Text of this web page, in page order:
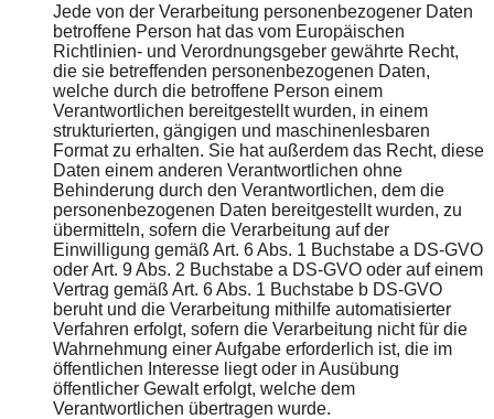
Jede von der Verarbeitung personenbezogener Daten
betroffene Person hat das vom Europäischen
Richtlinien- und Verordnungsgeber gewährte Recht,
die sie betreffenden personenbezogenen Daten,
welche durch die betroffene Person einem
Verantwortlichen bereitgestellt wurden, in einem
strukturierten, gängigen und maschinenlesbaren
Format zu erhalten. Sie hat außerdem das Recht, diese
Daten einem anderen Verantwortlichen ohne
Behinderung durch den Verantwortlichen, dem die
personenbezogenen Daten bereitgestellt wurden, zu
übermitteln, sofern die Verarbeitung auf der
Einwilligung gemäß Art. 6 Abs. 1 Buchstabe a DS-GVO
oder Art. 9 Abs. 2 Buchstabe a DS-GVO oder auf einem
Vertrag gemäß Art. 6 Abs. 1 Buchstabe b DS-GVO
beruht und die Verarbeitung mithilfe automatisierter
Verfahren erfolgt, sofern die Verarbeitung nicht für die
Wahrnehmung einer Aufgabe erforderlich ist, die im
öffentlichen Interesse liegt oder in Ausübung
öffentlicher Gewalt erfolgt, welche dem
Verantwortlichen übertragen wurde.